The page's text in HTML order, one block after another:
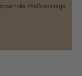
die Wellnessliege